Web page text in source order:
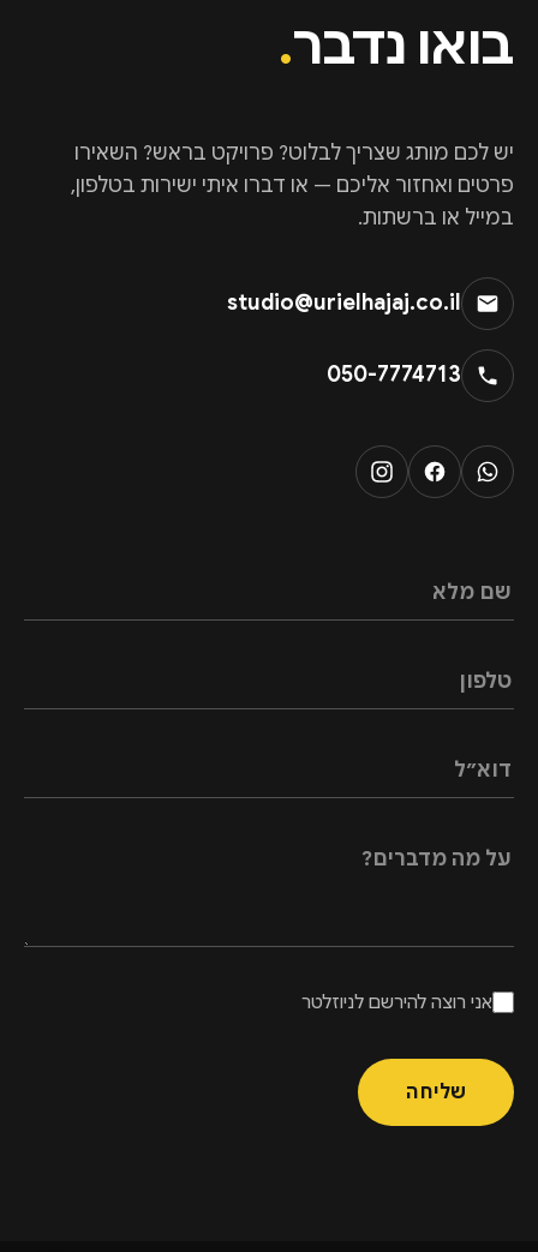
בואו נדבר.
יש לכם מותג שצריך לבלוט? פרויקט בראש? השאירו
פרטים ואחזור אליכם — או דברו איתי ישירות בטלפון,
במייל או ברשתות.
studio@urielhajaj.co.il
050-7774713
שם מלא
טלפון
דוא״ל
על מה מדברים?
אני רוצה להירשם לניוזלטר
שליחה